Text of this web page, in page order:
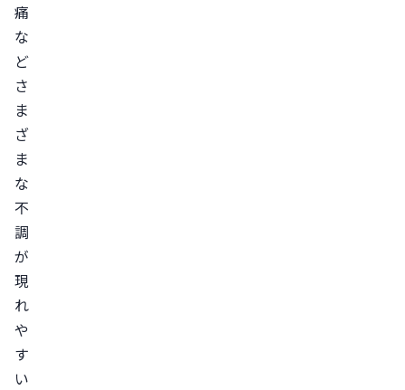
痛
な
ど
さ
ま
ざ
ま
な
不
調
が
現
れ
や
す
い